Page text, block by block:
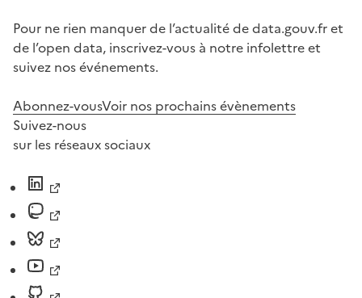
Pour ne rien manquer de l’actualité de data.gouv.fr et
de l’open data, inscrivez-vous à notre infolettre et
suivez nos événements.
Abonnez-vousVoir nos prochains évènements
Suivez-nous
sur les réseaux sociaux